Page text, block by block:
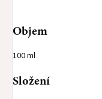
Objem
100 ml
Složení